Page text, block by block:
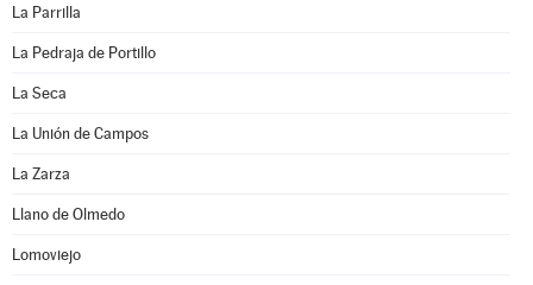
La Parrilla
La Pedraja de Portillo
La Seca
La Unión de Campos
La Zarza
Llano de Olmedo
Lomoviejo